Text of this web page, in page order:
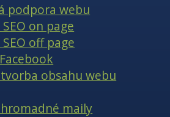
podpora webu
on page
off page
obsahu webu
maily